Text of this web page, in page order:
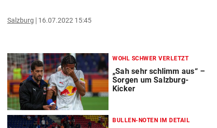
Salzburg 16.07.2022 15:45
WOHL SCHWER VERLETZT
„Sah sehr schlimm aus“ –
Sorgen um Salzburg-
Kicker
BULLEN-NOTEN IM DETAIL